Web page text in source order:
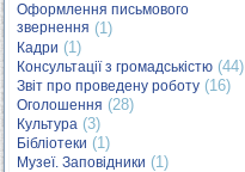
Оформлення письмового
звернення (1)
Кадри (1)
Консультації з громадськістю (44)
Звіт про проведену роботу (16)
Оголошення (28)
Культура (3)
Бібліотеки (1)
Музеї. Заповідники (1)